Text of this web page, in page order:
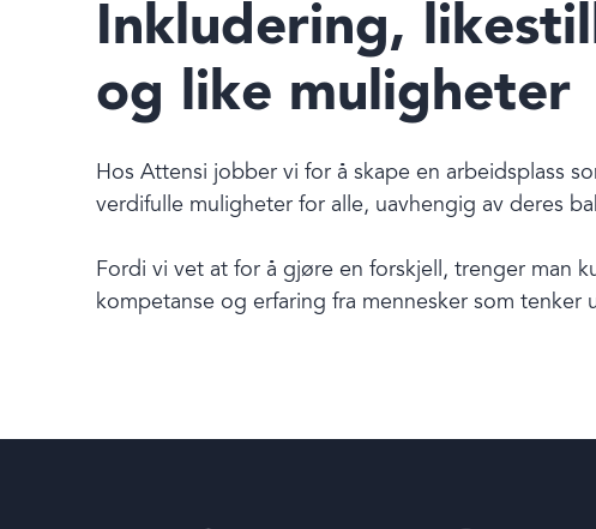
Løsninger og produkter
Om oss
Nyheter
Book en demo
Inkludering,
og like muligheter
Hos Attensi jobber vi for å skape en arbeidsplass
verdifulle muligheter for alle, uavhengig av deres
Fordi vi vet at for å gjøre en forskjell, trenger man
kompetanse og erfaring fra mennesker som tenker